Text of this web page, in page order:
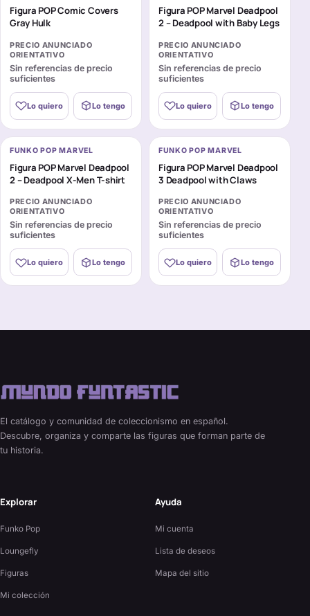
Figura POP Comic Covers
Gray Hulk
PRECIO ANUNCIADO
ORIENTATIVO
Sin referencias de precio
suficientes
Lo quiero Lo tengo
Figura POP Marvel Deadpool
2 – Deadpool with Baby Legs
PRECIO ANUNCIADO
ORIENTATIVO
Sin referencias de precio
suficientes
Lo quiero Lo tengo
FUNKO POP MARVEL
Figura POP Marvel Deadpool
2 – Deadpool X-Men T-shirt
PRECIO ANUNCIADO
ORIENTATIVO
Sin referencias de precio
suficientes
Lo quiero Lo tengo
FUNKO POP MARVEL
Figura POP Marvel Deadpool
3 Deadpool with Claws
PRECIO ANUNCIADO
ORIENTATIVO
Sin referencias de precio
suficientes
Lo quiero Lo tengo
El catálogo y comunidad de coleccionismo en español.
Descubre, organiza y comparte las figuras que forman parte de
tu historia.
Explorar
Funko Pop
Loungefly
Figuras
Mi colección
Ayuda
Mi cuenta
Lista de deseos
Mapa del sitio